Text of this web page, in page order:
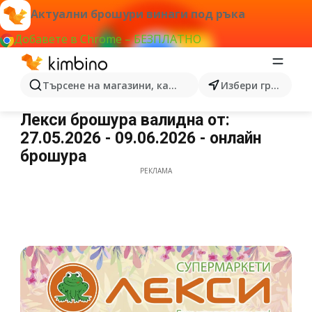
Актуални брошури винаги под ръка
Добавете в Chrome – БЕЗПЛАТНО
Търсене на магазини, категории, продукти...Избери град
Лекси брошура
Лекси брошура валидна от:
27.05.2026 - 09.06.2026 - онлайн
брошура
РЕКЛАМА